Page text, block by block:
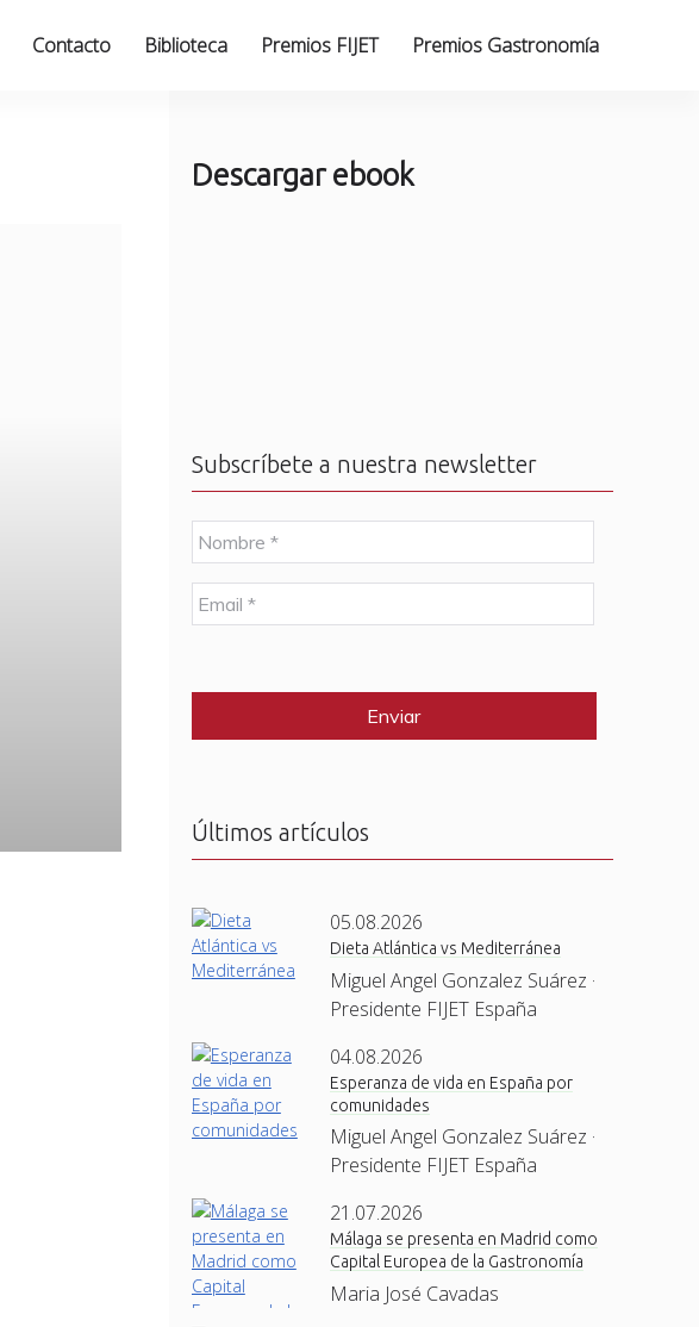
Contacto Biblioteca Premios FIJET Premios Gastronomía
Descargar ebook
Subscríbete a nuestra newsletter
N
o
m
b
r
E
m
l
Últimos artículos
05.08.2026
Dieta Atlántica vs Mediterránea
Miguel Angel Gonzalez Suárez ·
Presidente FIJET España
04.08.2026
Esperanza de vida en España por
comunidades
Miguel Angel Gonzalez Suárez ·
Presidente FIJET España
21.07.2026
Málaga se presenta en Madrid como
Capital Europea de la Gastronomía
Maria José Cavadas